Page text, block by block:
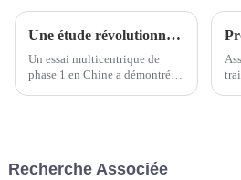
Une étude révolutionnaire confirme l'innocuité et l'efficacité de la thérapie CAR-T CD19/CD20 pour le LNH-B r/r
Un essai multicentrique de
phase 1 en Chine a démontré
atteints de récidive/récidive...
Recherche Associée